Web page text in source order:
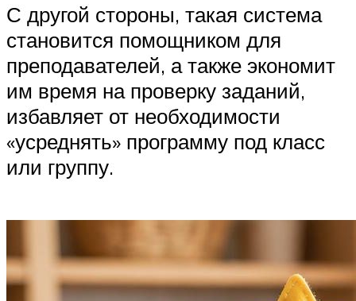
С другой стороны, такая система
становится помощником для
преподавателей, а также экономит
им время на проверку заданий,
избавляет от необходимости
«усреднять» программу под класс
или группу.